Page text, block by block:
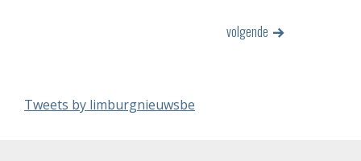
volgende
Tweets by limburgnieuwsbe